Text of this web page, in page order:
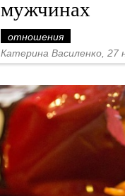
мужчинах
отношения
Катерина Василенко, 27